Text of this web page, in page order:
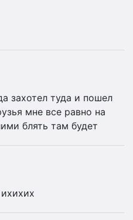
захотел туда и пошел
мне все равно на
блять там будет